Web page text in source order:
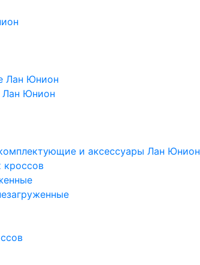
Лан Юнион
Лан Юнион
и аксессуары Лан Юнион
кроссов